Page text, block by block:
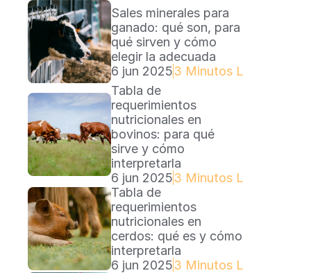
Sales minerales para
ganado: qué son, para
qué sirven y cómo
elegir la adecuada
6 jun 20253 Minutos Lectura
Tabla de
requerimientos
nutricionales en
bovinos: para qué
sirve y cómo
interpretarla
6 jun 20253 Minutos Lectura
Tabla de
requerimientos
nutricionales en
cerdos: qué es y cómo
interpretarla
6 jun 20253 Minutos Lectura